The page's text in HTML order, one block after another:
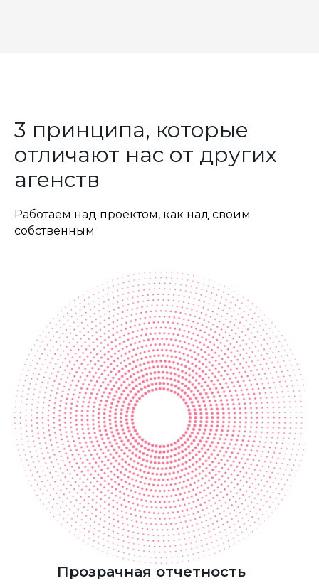
3 принципа, которые
отличают нас от других
агенств
Работаем над проектом, как над своим
собственным
Прозрачная отчетность